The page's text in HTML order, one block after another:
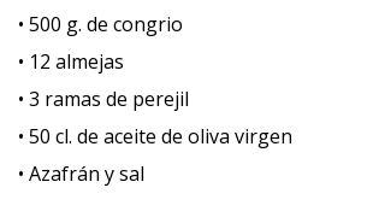
• 500 g. de congrio
• 12 almejas
• 3 ramas de perejil
• 50 cl. de aceite de oliva virgen
• Azafrán y sal